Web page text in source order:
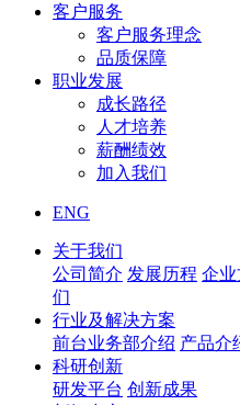
客户服务
客户服务理念
品质保障
职业发展
成长路径
人才培养
薪酬绩效
加入我们
ENG
关于我们
公司简介 发展历程 企
们
行业及解决方案
前台业务部介绍 产品介
科研创新
研发平台 创新成果